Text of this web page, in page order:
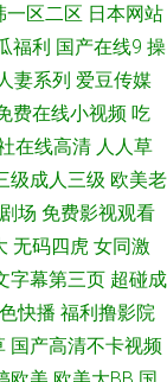
91香蕉电影院 视频
放 日韩版一级AV 91
月天狠狠干 国产AV高
热精品 日韩成人无码
观看 先锋影音丝袜制
少妇干14P 成人深夜
一区二区 日本网站
福利 国产在线9 操
妻系列 爱豆传媒
费在线小视频 吃
在线高清 人人草
级成人三级 欧美老
场 免费影视观看
无码四虎 女同激
字幕第三页 超碰成
快播 福利撸影院
国产高清不卡视频